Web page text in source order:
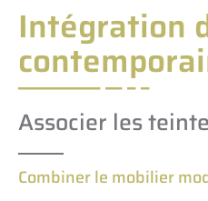
Intégration
Associer les
Combiner le mobilier